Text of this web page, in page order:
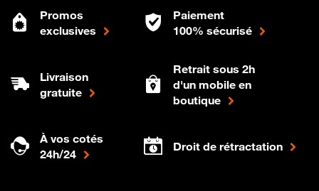
Promos
exclusives
Paiement
100% sécurisé
Livraison
gratuite
Retrait sous 2h
d'un mobile en
boutique
À vos cotés
24h/24
Droit de rétractation